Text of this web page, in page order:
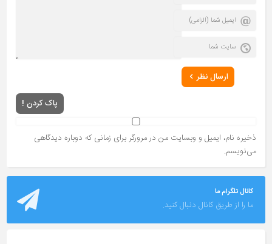
ارسال نظر
پاک کردن !
ذخیره نام، ایمیل و وبسایت من در مرورگر برای زمانی که دوباره دیدگاهی
می‌نویسم.
کانال تلگرام ما
ما را از طریق کانال دنبال کنید.